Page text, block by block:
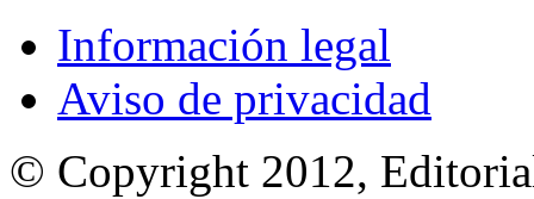
Información legal
Aviso de privacidad
© Copyright 2012,